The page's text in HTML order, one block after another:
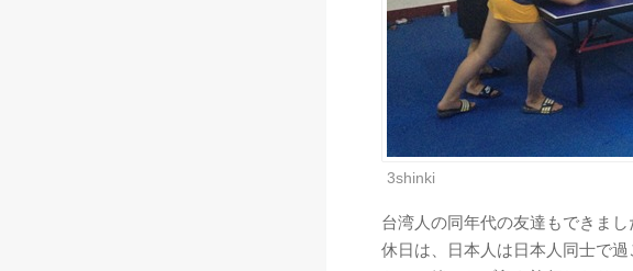
3shinki
台湾人の同年代の友達もできまし
休日は、日本人は日本人同士で